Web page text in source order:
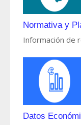
Normativa y
Información de
Datos